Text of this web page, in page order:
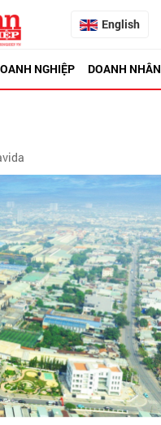
English
NGHIỆP DOANH NHÂN